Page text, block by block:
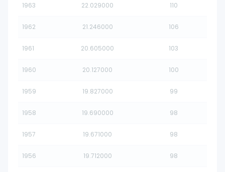
1963 22.029000 110
1962 21.246000 106
1961 20.605000 103
1960 20.127000 100
1959 19.827000 99
1958 19.690000 98
1957 19.671000 98
1956 19.712000 98